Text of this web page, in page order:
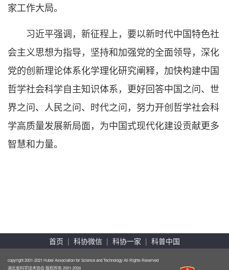
家工作大局。
习近平强调，新征程上，要以新时代中国特色社
会主义思想为指导，坚持和加强党的全面领导，深化
党的创新理论体系化学理化研究阐释，加快构建中国
哲学社会科学自主知识体系，更好回答中国之问、世
界之问、人民之问、时代之问，努力开创哲学社会科
学高质量发展新局面，为中国式现代化建设贡献更多
智慧和力量。
首页 | 科协微信 | 科协一家 | 科普中国
copyright 2001-2021 Hubei Association for Science and Technology All Rights Reserved
湖北省科学技术协会 版权所有 2001-2024